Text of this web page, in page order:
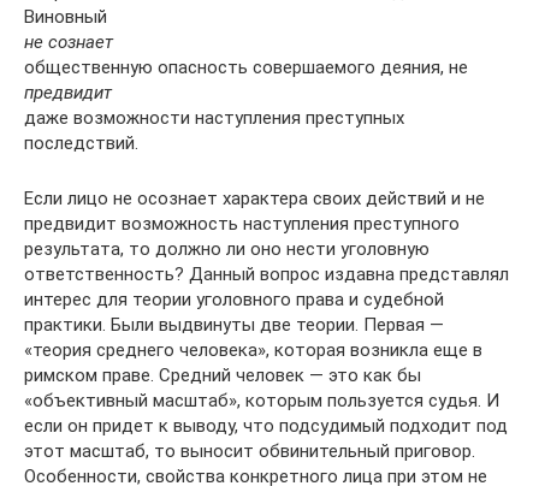
Виновный
не сознает
общественную опасность совершаемого деяния, не
предвидит
даже возможности наступления преступных
последствий.
Если лицо не осознает характера своих действий и не
предвидит возможность наступления преступного
результата, то должно ли оно нести уголовную
ответственность? Данный вопрос издавна представлял
интерес для теории уголовного права и судебной
практики. Были выдвинуты две теории. Первая —
«теория среднего человека», которая возникла еще в
римском праве. Средний человек — это как бы
«объективный масштаб», которым пользуется судья. И
если он придет к выводу, что подсудимый подходит под
этот масштаб, то выносит обвинительный приговор.
Особенности, свойства конкретного лица при этом не